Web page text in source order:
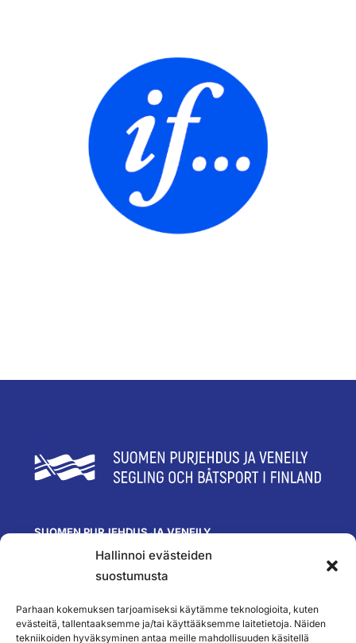
Hallinnoi evästeiden
suostumusta
Parhaan kokemuksen tarjoamiseksi käytämme teknologioita, kuten
evästeitä, tallentaaksemme ja/tai käyttääksemme laitetietoja. Näiden
tekniikoiden hyväksyminen antaa meille mahdollisuuden käsitellä
SUOMEN PURJEHDUS JA VENEILY
Olympiastadion
Paavo Nurmen tie 1
toimisto@spv.fi
Yhteystiedot